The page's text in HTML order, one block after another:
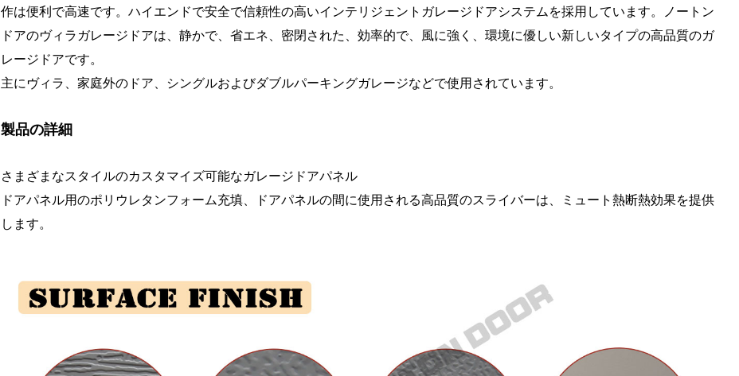
作は便利で高速です。ハイエンドで安全で信頼性の高いインテリジェントガレージドアシステムを採用しています。ノートン
ドアのヴィラガレージドアは、静かで、省エネ、密閉された、効率的で、風に強く、環境に優しい新しいタイプの高品質のガ
レージドアです。
主にヴィラ、家庭外のドア、シングルおよびダブルパーキングガレージなどで使用されています。
製品の詳細
さまざまなスタイルのカスタマイズ可能なガレージドアパネル
ドアパネル用のポリウレタンフォーム充填、ドアパネルの間に使用される高品質のスライバーは、ミュート熱断熱効果を提供
します。